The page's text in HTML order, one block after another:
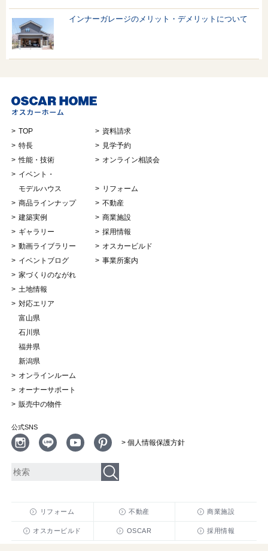
インナーガレージのメリット・デメリットについて
TOP
特長
性能・技術
イベント・
モデルハウス
商品ラインナップ
建築実例
ギャラリー
動画ライブラリー
イベントブログ
家づくりのながれ
土地情報
対応エリア
富山県
石川県
福井県
新潟県
オンラインルーム
オーナーサポート
販売中の物件
資料請求
見学予約
オンライン相談会
リフォーム
不動産
商業施設
採用情報
オスカービルド
事業所案内
公式SNS
> 個人情報保護方針
リフォーム 不動産 商業施設
オスカービルド OSCAR 採用情報